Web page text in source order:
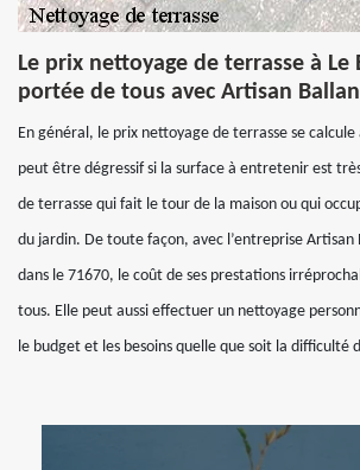
Le prix nettoyage de terrasse à Le
portée de tous avec Artisan
En général, le prix nettoyage de terrasse se
peut être dégressif si la surface à entretenir est
de terrasse qui fait le tour de la maison ou qui
du jardin. De toute façon, avec l’entreprise Artisan
dans le 71670, le coût de ses prestations
tous. Elle peut aussi effectuer un nettoyage
le budget et les besoins quelle que soit la difficulté